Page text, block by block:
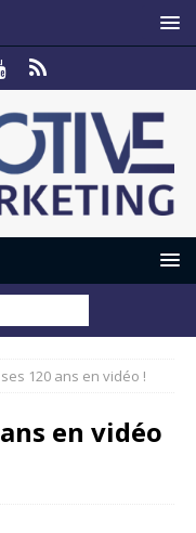
120 ans en vidéo !
en vidéo